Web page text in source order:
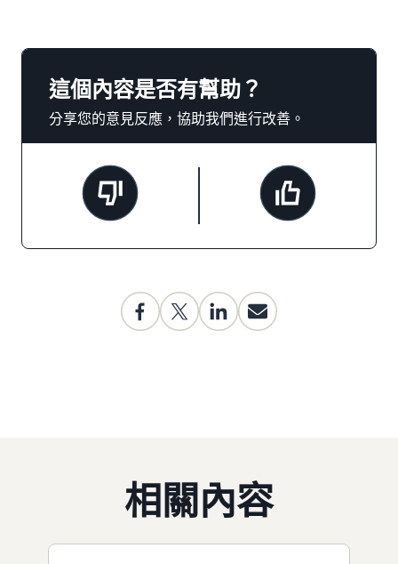
這個內容是否有幫助？
分享您的意見反應，協助我們進行改善。
相關內容